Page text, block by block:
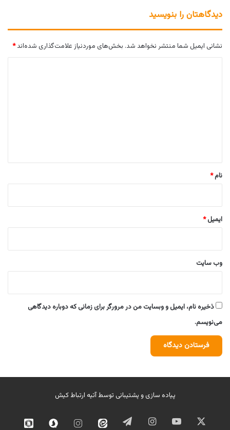
دیدگاهتان را بنویسید
نشانی ایمیل شما منتشر نخواهد شد. بخش‌های موردنیاز علامت‌گذاری شده‌اند*
نام*
ایمیل*
وب‌ سایت
ذخیره نام، ایمیل و وبسایت من در مرورگر برای زمانی که دوباره دیدگاهی
می‌نویسم.
پیاده سازی و پشتیبانی توسطآتیه ارتباط کیش
ایکس یوتیوب اینستاگرامتلگرام ایتا اینستاگرامسروش